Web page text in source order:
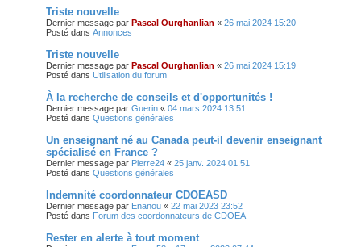
Triste nouvelle
Dernier message par Pascal Ourghanlian « 26 mai 2024 15:20
Posté dans Annonces
Triste nouvelle
Dernier message par Pascal Ourghanlian « 26 mai 2024 15:19
Posté dans Utilisation du forum
À la recherche de conseils et d'opportunités !
Dernier message par Guerin « 04 mars 2024 13:51
Posté dans Questions générales
Un enseignant né au Canada peut-il devenir enseignant
spécialisé en France ?
Dernier message par Pierre24 « 25 janv. 2024 01:51
Posté dans Questions générales
Indemnité coordonnateur CDOEASD
Dernier message par Enanou « 22 mai 2023 23:52
Posté dans Forum des coordonnateurs de CDOEA
Rester en alerte à tout moment